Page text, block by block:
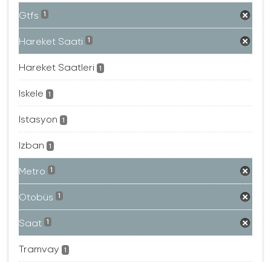
Gtfs 1
Hareket Saati 1
Hareket Saatleri 1
Iskele 1
Istasyon 1
Izban 1
Metro 1
Otobüs 1
Saat 1
Tramvay 1